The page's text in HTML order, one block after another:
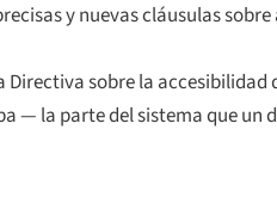
y nuevas cláusulas
Directiva sobre la
— la parte del sistema que